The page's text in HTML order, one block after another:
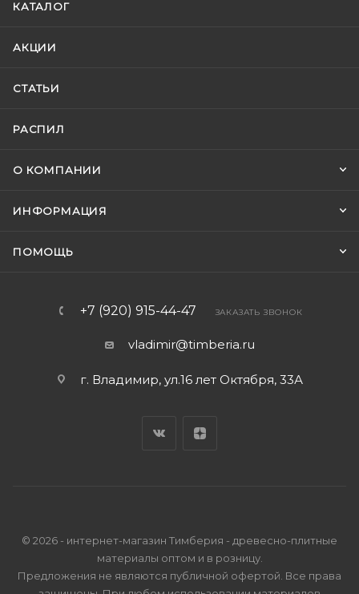
КАТАЛОГ
АКЦИИ
СТАТЬИ
РАСПИЛ
О КОМПАНИИ
ИНФОРМАЦИЯ
ПОМОЩЬ
+7 (920) 915-44-47 ЗАКАЗАТЬ ЗВОНОК
vladimir@timberia.ru
г. Владимир, ул.16 лет Октября, 33А
© 2026 - интернет-магазин Тимберия - древесно-плитные
материалы оптом и в розницу.
Предложения не являются публичной офертой. Все права